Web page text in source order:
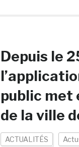
Depuis le
public met
de la ville
ACTUALITÉS